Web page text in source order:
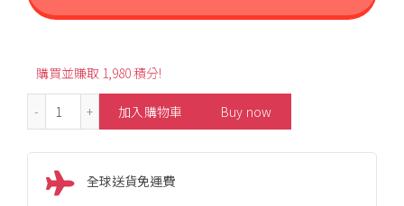
購買並賺取 1,980 積分!
0.44ct Burmese Oval-Shaped Pigeon Blood Ruby
加入購物車 Buy now
全球送貨免運費